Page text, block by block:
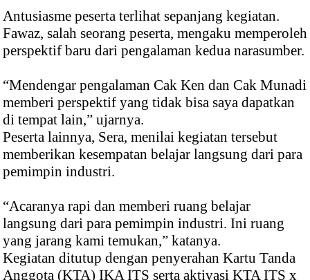
Antusiasme peserta terlihat sepanjang kegiatan.
Fawaz, salah seorang peserta, mengaku memperoleh
perspektif baru dari pengalaman kedua narasumber.
“Mendengar pengalaman Cak Ken dan Cak Munadi
memberi perspektif yang tidak bisa saya dapatkan
di tempat lain,” ujarnya.
Peserta lainnya, Sera, menilai kegiatan tersebut
memberikan kesempatan belajar langsung dari para
pemimpin industri.
“Acaranya rapi dan memberi ruang belajar
langsung dari para pemimpin industri. Ini ruang
yang jarang kami temukan,” katanya.
Kegiatan ditutup dengan penyerahan Kartu Tanda
Anggota (KTA) IKA ITS serta aktivasi KTA ITS x